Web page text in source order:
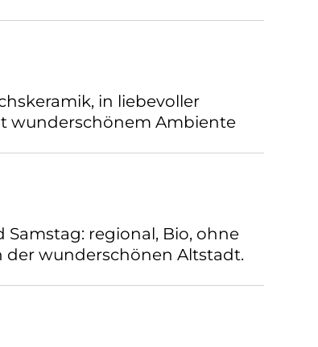
in liebevoller
wunderschönem Ambiente
regional, Bio, ohne
der wunderschönen Altstadt.